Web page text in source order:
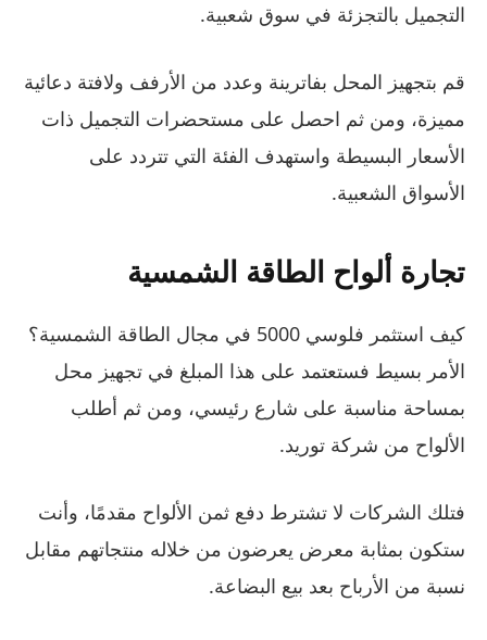
التجميل بالتجزئة في سوق شعبية.
قم بتجهيز المحل بفاترينة وعدد من الأرفف ولافتة دعائية
مميزة، ومن ثم احصل على مستحضرات التجميل ذات
الأسعار البسيطة واستهدف الفئة التي تتردد على
الأسواق الشعبية.
تجارة ألواح الطاقة الشمسية
كيف استثمر فلوسي 5000 في مجال الطاقة الشمسية؟
الأمر بسيط فستعتمد على هذا المبلغ في تجهيز محل
بمساحة مناسبة على شارع رئيسي، ومن ثم أطلب
الألواح من شركة توريد.
فتلك الشركات لا تشترط دفع ثمن الألواح مقدمًا، وأنت
ستكون بمثابة معرض يعرضون من خلاله منتجاتهم مقابل
نسبة من الأرباح بعد بيع البضاعة.